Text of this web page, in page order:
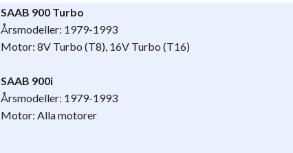
SAAB 900 Turbo
Årsmodeller: 1979-1993
Motor: 8V Turbo (T8), 16V Turbo (T16)
SAAB 900i
Årsmodeller: 1979-1993
Motor: Alla motorer